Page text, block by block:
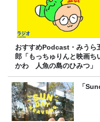
おすすめPodcast・みうら
郎「もっちゅりんと映画ち
かわ 人魚の島のひみつ」
「